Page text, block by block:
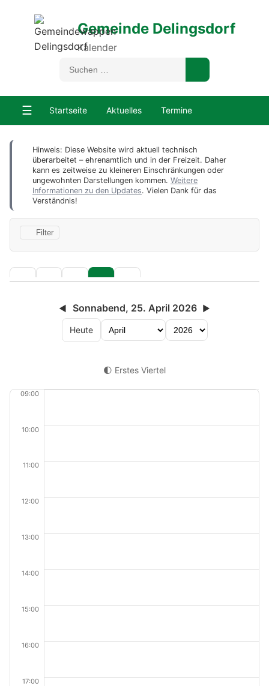
Gemeinde Delingsdorf
Kalender
☰ Startseite Aktuelles Termine
Hinweis: Diese Website wird aktuell technisch
überarbeitet – ehrenamtlich und in der Freizeit. Daher
kann es zeitweise zu kleineren Einschränkungen oder
ungewohnten Darstellungen kommen. Weitere
Informationen zu den Updates. Vielen Dank für das
Verständnis!
Filter
◀ Sonnabend, 25. April 2026 ▶
Heute
🌓 Erstes Viertel
09:00
10:00
11:00
12:00
13:00
14:00
15:00
16:00
17:00